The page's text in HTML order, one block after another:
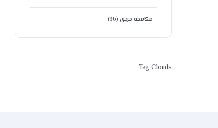
مكافحة حريق (36)
Tag Clouds